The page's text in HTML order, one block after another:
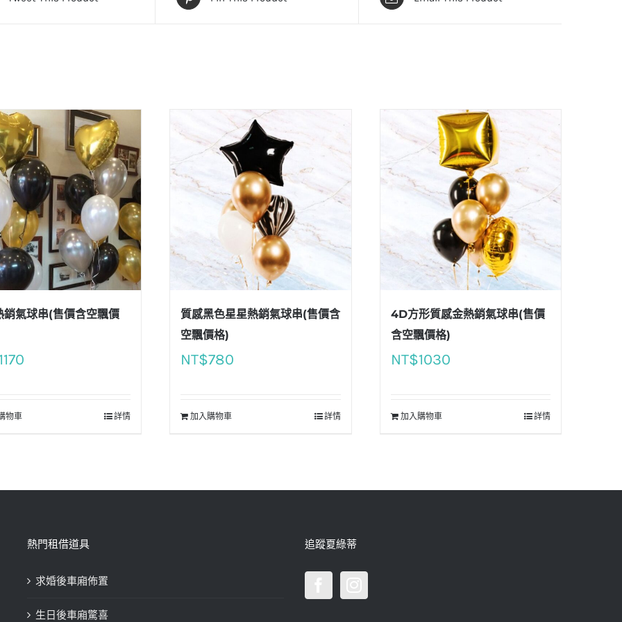
銷氣球串(售價含空飄價
物車 詳情
質感黑色星星熱銷氣球串(售價含
空飄價格)
NT$780
加入購物車 詳情
4D方形質感金熱銷氣球串(售價
含空飄價格)
NT$1030
加入購物車 詳情
熱門租借道具
求婚後車廂佈置
生日後車廂驚喜
追蹤夏綠蒂